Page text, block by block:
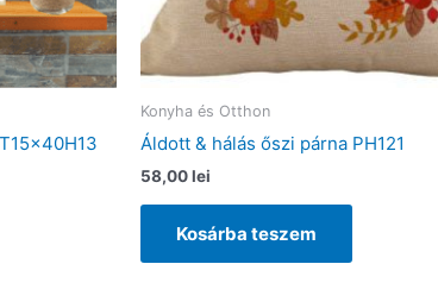
Konyha és Otthon
Áldott & hálás őszi párna PH121
58,00lei
Kosárba teszem